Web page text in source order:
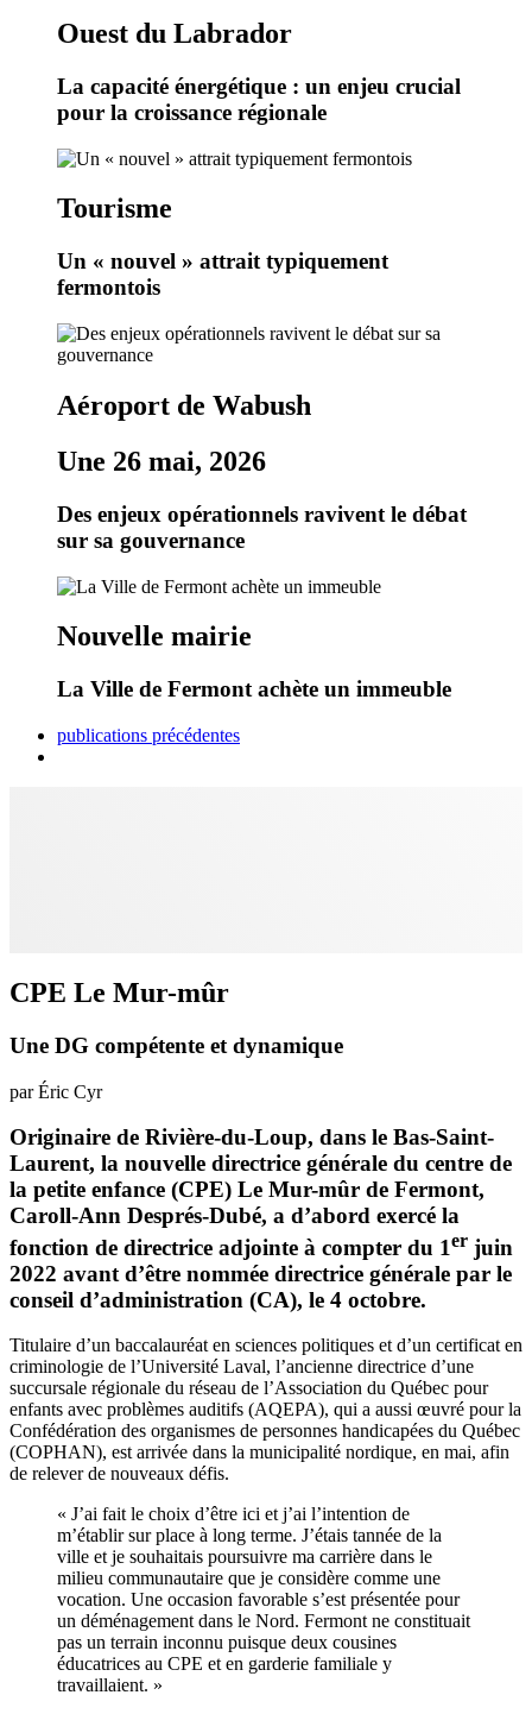
Ouest du Labrador
La capacité énergétique : un enjeu crucial
pour la croissance régionale
Tourisme
Un « nouvel » attrait typiquement
fermontois
Aéroport de Wabush
Une 26 mai, 2026
Des enjeux opérationnels ravivent le débat
sur sa gouvernance
Nouvelle mairie
La Ville de Fermont achète un immeuble
publications précédentes
CPE Le Mur-mûr
Une DG compétente et dynamique
par Éric Cyr
Originaire de Rivière-du-Loup, dans le Bas-Saint-
Laurent, la nouvelle directrice générale du centre de
la petite enfance (CPE) Le Mur-mûr de Fermont,
Caroll-Ann Després-Dubé, a d’abord exercé la
fonction de directrice adjointe à compter du 1er juin
2022 avant d’être nommée directrice générale par le
conseil d’administration (CA), le 4 octobre.
Titulaire d’un baccalauréat en sciences politiques et d’un certificat en
criminologie de l’Université Laval, l’ancienne directrice d’une
succursale régionale du réseau de l’Association du Québec pour
enfants avec problèmes auditifs (AQEPA), qui a aussi œuvré pour la
Confédération des organismes de personnes handicapées du Québec
(COPHAN), est arrivée dans la municipalité nordique, en mai, afin
de relever de nouveaux défis.
« J’ai fait le choix d’être ici et j’ai l’intention de
m’établir sur place à long terme. J’étais tannée de la
ville et je souhaitais poursuivre ma carrière dans le
milieu communautaire que je considère comme une
vocation. Une occasion favorable s’est présentée pour
un déménagement dans le Nord. Fermont ne constituait
pas un terrain inconnu puisque deux cousines
éducatrices au CPE et en garderie familiale y
travaillaient. »